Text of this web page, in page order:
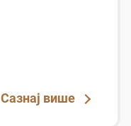
Сазнај више